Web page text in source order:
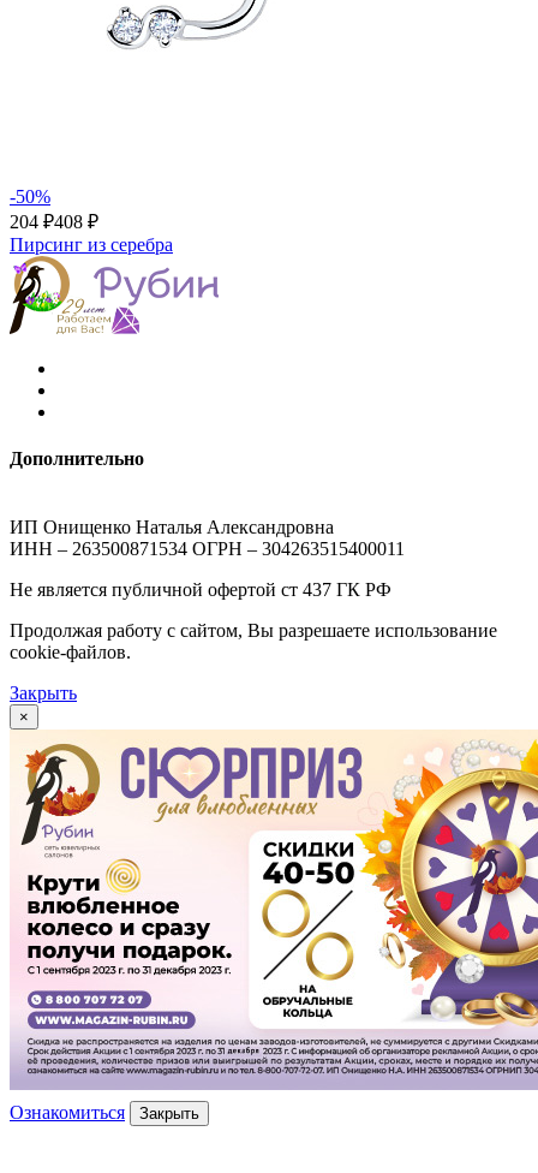
-50%
204 ₽408 ₽
Пирсинг из серебра
Дополнительно
ИП Онищенко Наталья Александровна
ИНН – 263500871534 ОГРН – 304263515400011
Не является публичной офертой ст 437 ГК РФ
Продолжая работу с сайтом, Вы разрешаете использование
cookie-файлов.
Закрыть
×
Ознакомиться Закрыть